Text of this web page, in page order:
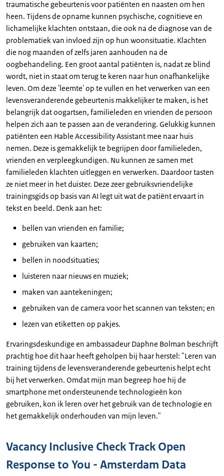
traumatische gebeurtenis voor patiënten en naasten om hen
heen. Tijdens de opname kunnen psychische, cognitieve en
lichamelijke klachten ontstaan, ​​die ook na de diagnose van de
problematiek van invloed zijn op hun woonsituatie. Klachten
die nog maanden of zelfs jaren aanhouden na de
oogbehandeling. Een groot aantal patiënten is, nadat ze blind
wordt, niet in staat om terug te keren naar hun onafhankelijke
leven. Om deze 'leemte' op te vullen en het verwerken van een
levensveranderende gebeurtenis makkelijker te maken, is het
belangrijk dat oogartsen, familieleden en vrienden de persoon
helpen zich aan te passen aan de verandering. Gelukkig kunnen
patiënten een Hable Accessibility Assistant mee naar huis
nemen. Deze is gemakkelijk te begrijpen door familieleden,
vrienden en verpleegkundigen. Nu kunnen ze samen met
familieleden klachten uitleggen en verwerken. Daardoor tasten
ze niet meer in het duister. Deze zeer gebruiksvriendelijke
trainingsgids op basis van AI legt uit wat de patiënt ervaart in
tekst en beeld. Denk aan het:
bellen van vrienden en familie;
gebruiken van kaarten;
bellen in noodsituaties;
luisteren naar nieuws en muziek;
maken van aantekeningen;
gebruiken van de camera voor het scannen van teksten; en
lezen van etiketten op pakjes.
Ervaringsdeskundige en ambassadeur Daphne Bolman beschrijft
prachtig hoe dit haar heeft geholpen bij haar herstel: "Leren van
training tijdens de levensveranderende gebeurtenis helpt echt
bij het verwerken. Omdat mijn man begreep hoe hij de
smartphone met ondersteunende technologieën kon
gebruiken, kon ik leren over het gebruik van de technologie en
het gemakkelijk onderhouden van mijn leven."
Vacancy Inclusive Check Track Open
Response to You - Amsterdam Data